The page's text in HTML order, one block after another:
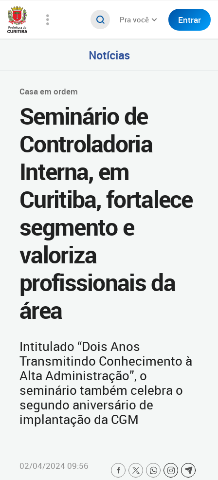
Pra você Entrar
Notícias
Casa em ordem
Seminário de
Controladoria
Interna, em
Curitiba, fortalece
segmento e
valoriza
profissionais da
área
Intitulado “Dois Anos
Transmitindo Conhecimento à
Alta Administração”, o
seminário também celebra o
segundo aniversário de
implantação da CGM
02/04/2024 09:56